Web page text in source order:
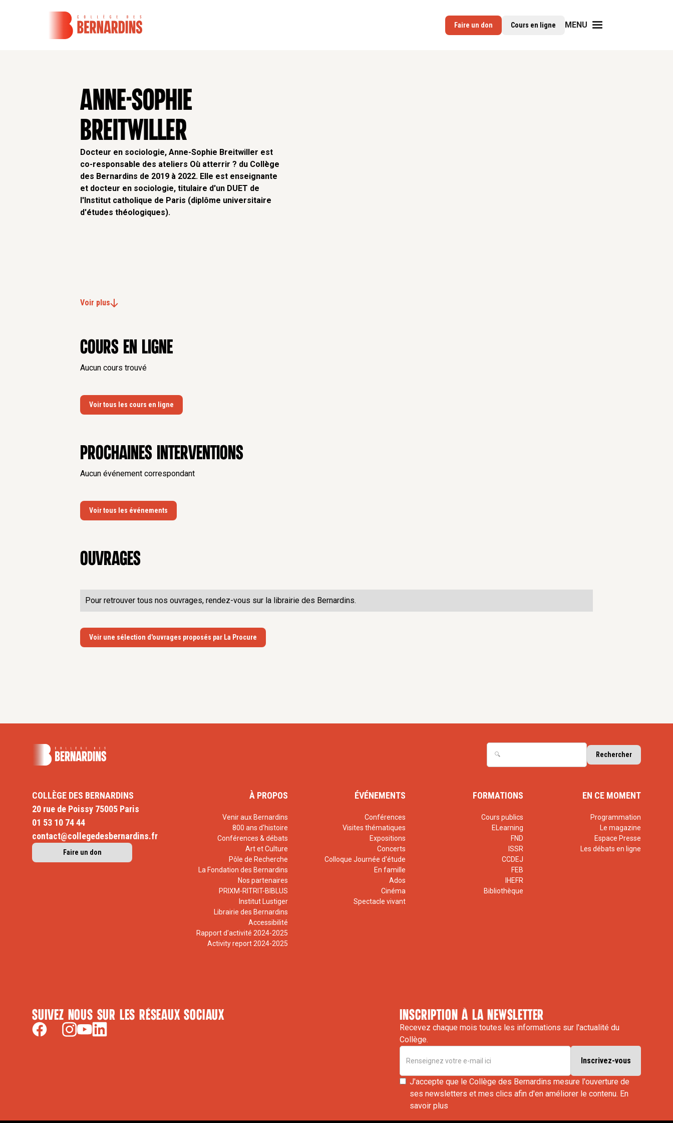
Faire un don Cours en ligne MENU
ANNE-SOPHIE
BREITWILLER
Docteur en sociologie, Anne-Sophie Breitwiller est
co-responsable des ateliers Où atterrir ? du Collège
des Bernardins de 2019 à 2022. Elle est enseignante
et docteur en sociologie, titulaire d'un DUET de
l'Institut catholique de Paris (diplôme universitaire
d'études théologiques).
Voir plus
Cours en ligne
Aucun cours trouvé
Voir tous les cours en ligne
Prochaines interventions
Aucun événement correspondant
Voir tous les événements
Ouvrages
Pour retrouver tous nos ouvrages, rendez-vous sur la librairie des Bernardins.
Voir une sélection d'ouvrages proposés par La Procure
COLLÈGE DES BERNARDINS
20 rue de Poissy 75005 Paris
01 53 10 74 44
contact@collegedesbernardins.fr
Faire un don
À PROPOS
Venir aux Bernardins
800 ans d'histoire
Conférences & débats
Art et Culture
Pôle de Recherche
La Fondation des Bernardins
Nos partenaires
PRIXM-RITRIT-BIBLUS
Institut Lustiger
Librairie des Bernardins
Accessibilité
Rapport d'activité 2024-2025
Activity report 2024-2025
ÉVÉNEMENTS
Conférences
Visites thématiques
Expositions
Concerts
Colloque Journée d'étude
En famille
Ados
Cinéma
Spectacle vivant
FORMATIONS
Cours publics
ELearning
FND
ISSR
CCDEJ
FEB
IHEFR
Bibliothèque
EN CE MOMENT
Programmation
Le magazine
Espace Presse
Les débats en ligne
Suivez nous sur les réseaux sociaux inscription à la newsletter
Recevez chaque mois toutes les informations sur l'actualité du
Collège.
J'accepte que le Collège des Bernardins mesure l'ouverture de
ses newsletters et mes clics afin d'en améliorer le contenu. En
savoir plus